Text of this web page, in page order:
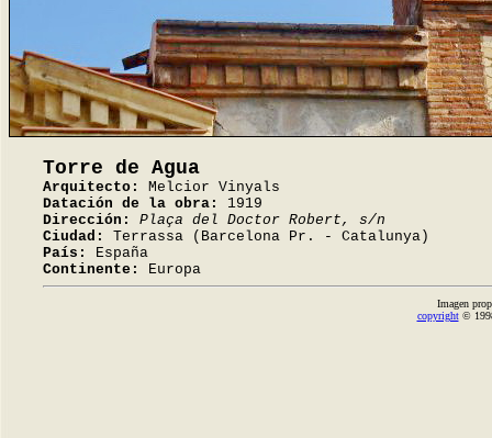
Torre de Agua
Arquitecto:
Melcior Vinyals
Datación de la obra:
1919
Dirección:
Plaça del Doctor Robert, s/n
Ciudad:
Terrassa (Barcelona Pr. - Catalunya)
País:
España
Continente:
Europa
Imagen
copyright©